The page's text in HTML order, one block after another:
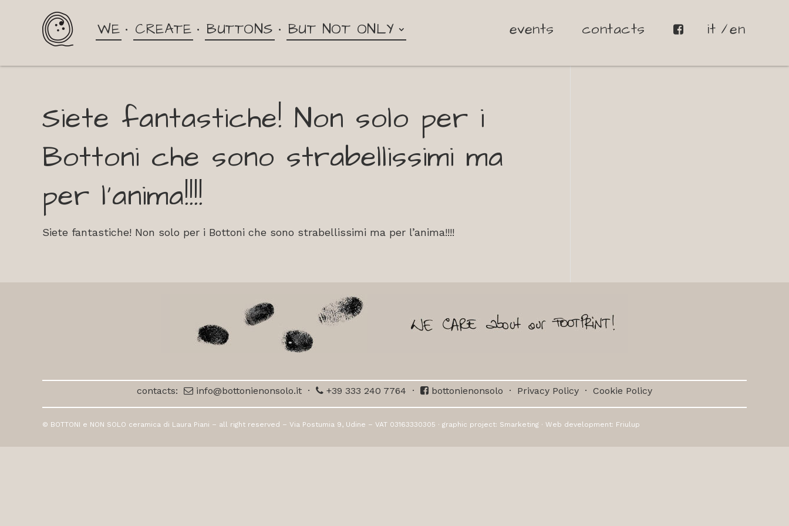
WE CREATE BUTTONS BUT NOT ONLY events contacts it en
Siete fantastiche! Non solo per i
Bottoni che sono strabellissimi ma
per l’anima!!!!
Siete fantastiche! Non solo per i Bottoni che sono strabellissimi ma per l’anima!!!!
contacts: info@bottonienonsolo.it · +39 333 240 7764 · bottonienonsolo · Privacy Policy · Cookie Policy
© BOTTONI e NON SOLO ceramica di Laura Piani – all right reserved – Via Postumia 9, Udine – VAT 03163330305 · graphic project: Smarketing · Web development: Friulup